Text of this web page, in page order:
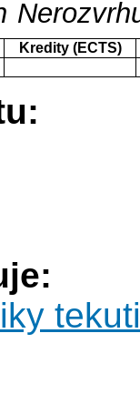
Kredity (ECTS)